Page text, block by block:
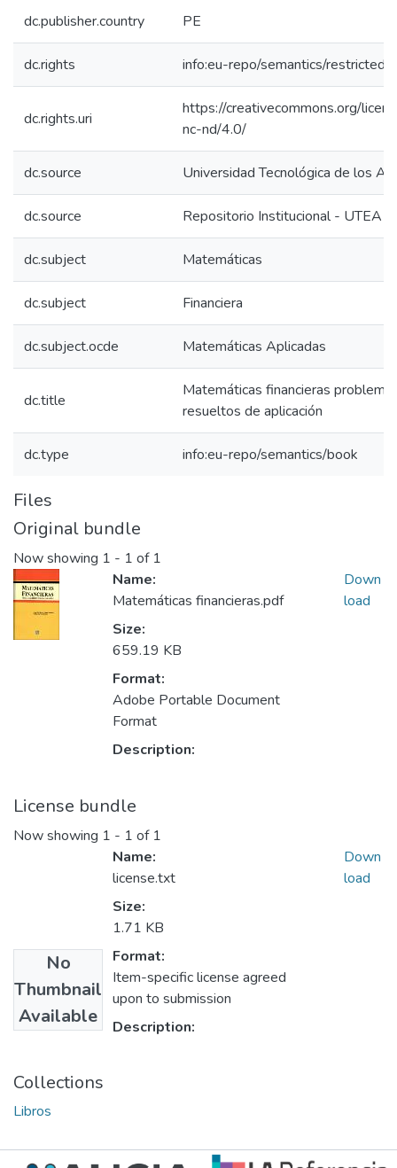
dc.publisher.country PE
dc.rights info:eu-repo/semantics/
dc.rights.uri
https://creativecommons.org/
nc-nd/4.0/
dc.source Universidad Tecnológica de los
dc.source Repositorio Institucional - UTEA
dc.subject Matemáticas
dc.subject Financiera
dc.subject.ocde Matemáticas Aplicadas
dc.title
Matemáticas financieras
resueltos de aplicación
dc.type info:eu-repo/semantics/book
Files
Original bundle
Now showing 1 - 1 of 1
Name:
Matemáticas financieras.pdf
Size:
659.19 KB
Format:
Adobe Portable Document
Format
Description:
Down
load
License bundle
Now showing 1 - 1 of 1
No
Thumbnail
Available
Name:
license.txt
Size:
1.71 KB
Format:
Item-specific license agreed
upon to submission
Description:
Down
load
Collections
Libros